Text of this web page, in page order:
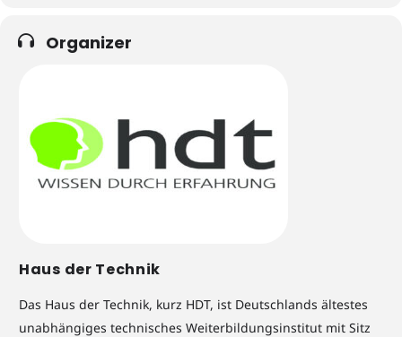
Organizer
Haus der Technik
Das Haus der Technik, kurz HDT, ist Deutschlands ältestes
unabhängiges technisches Weiterbildungsinstitut mit Sitz